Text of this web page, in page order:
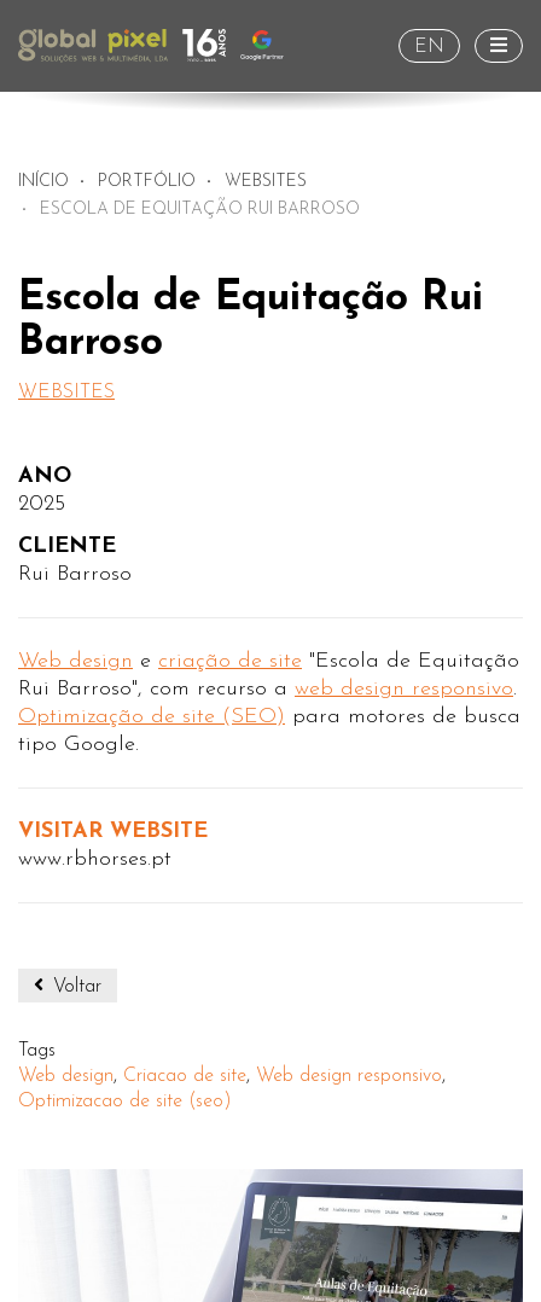
EN
INÍCIO PORTFÓLIO
WEBSITES
ESCOLA DE EQUITAÇÃO RUI BARROSO
Escola de Equitação Rui
Barroso
WEBSITES
ANO
2025
CLIENTE
Rui Barroso
Web design e criação de site "Escola de Equitação
Rui Barroso", com recurso a web design responsivo.
Optimização de site (SEO) para motores de busca
tipo Google.
VISITAR WEBSITE
www.rbhorses.pt
Voltar
Tags
Web design, Criacao de site, Web design responsivo,
Optimizacao de site (seo)